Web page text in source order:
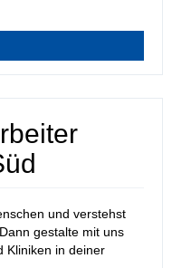
und verstehst
gestalte mit uns
Kliniken in deiner